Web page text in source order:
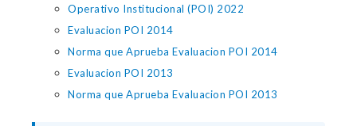
Operativo Institucional (POI) 2022
Evaluacion POI 2014
Norma que Aprueba Evaluacion POI 2014
Evaluacion POI 2013
Norma que Aprueba Evaluacion POI 2013